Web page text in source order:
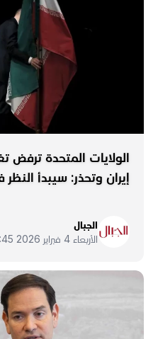
الولايات المتحدة ترفض
إيران وتحذر: سيبدأ
الجبال
الأربعاء 4 فبراير 2026 10:45 م